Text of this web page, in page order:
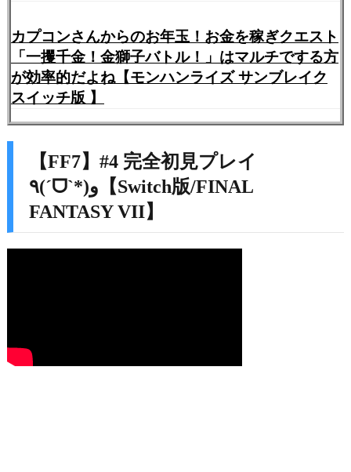
カプコンさんからのお年玉！お金を稼ぎクエスト
「一攫千金！金獅子バトル！」はマルチでする方
が効率的だよね【モンハンライズ サンブレイク
スイッチ版 】
【FF7】#4 完全初見プレイ
٩(ˊᗜˋ*)و【Switch版/FINAL
FANTASY VII】